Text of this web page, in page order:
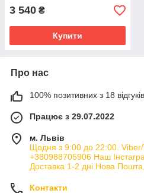
3 540 ₴
Купити
Про нас
100% позитивних з 18
Працює з 29.07.2022
м. Львів
Щодня з 9:00 до 22:00.
+380988705906 Наш
Доставка 1-2 дні Нова Пошта,
Контакти